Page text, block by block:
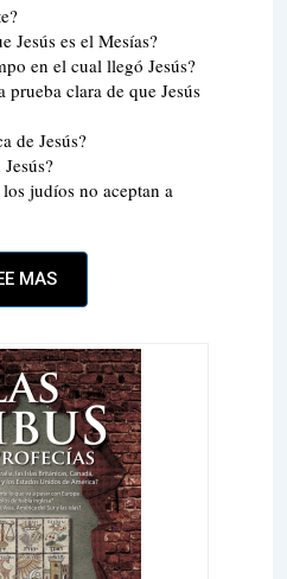
Jesús es el Mesías?
en el cual llegó Jesús?
prueba clara de que Jesús
de Jesús?
judíos no aceptan a
MAS